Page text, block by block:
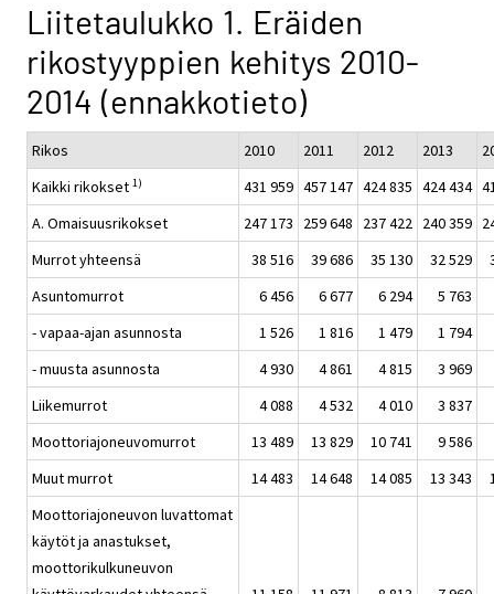
Liitetaulukko 1. Eräiden
rikostyyppien kehitys 2010-
2014 (ennakkotieto)
Rikos 2010 2011 2012 2013
Kaikki rikokset 1) 431 959 457 147 424 835 424 434
A. Omaisuusrikokset
247 173 259 648 237 422 240 359
Murrot yhteensä
38 516 39 686 35 130 32 529
Asuntomurrot
6 456 6 677 6 294
5 763
- vapaa-ajan asunnosta
1 526 1 816 1 479
1 794
- muusta asunnosta
4 930 4 861 4 815
3 969
Liikemurrot
4 088 4 532 4 010
3 837
Moottoriajoneuvomurrot
13 489 13 829 10 741
9 586
Muut murrot
14 483 14 648 14 085 13 343
Moottoriajoneuvon luvattomat
käytöt ja anastukset,
moottorikulkuneuvon